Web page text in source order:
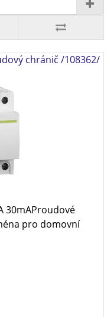
chránič /108362/
30mAProudové
pro domovní